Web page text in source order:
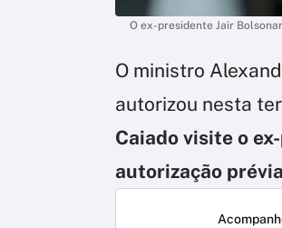
O ex-presidente Jair
O ministro
autorizou nesta
Caiado visite o
autorização